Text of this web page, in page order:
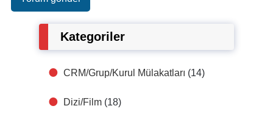
Kategoriler
CRM/Grup/Kurul Mülakatları (14)
Dizi/Film (18)